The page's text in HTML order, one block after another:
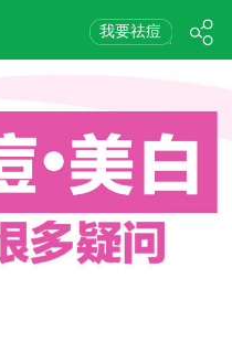
我要祛痘